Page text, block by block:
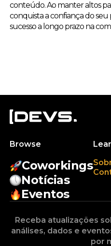
conteúdo. Ao manter altos
conquista a confiança do seu
sucesso a longo prazo na
Browse
Coworkings
Notícias
Eventos
Receba atualizações
análises, dados e
por